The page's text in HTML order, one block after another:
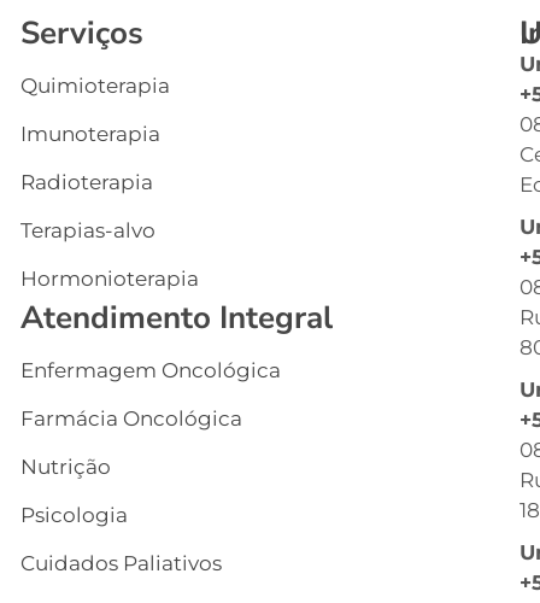
Serviços
Quimioterapia
Imunoterapia
Radioterapia
Terapias-alvo
Hormonioterapia
Atendimento Integral
Enfermagem Oncológica
Farmácia Oncológica
Nutrição
Psicologia
Cuidados Paliativos